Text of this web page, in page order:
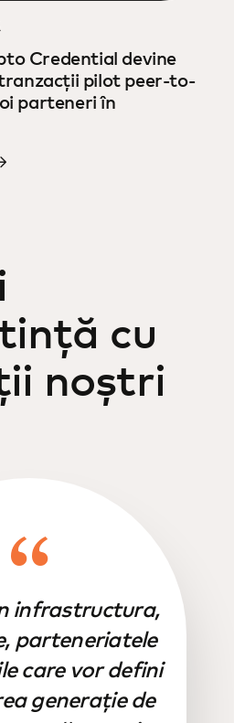
Credential devine
pilot peer-to-
parteneri în
cu
noștri
infrastructura,
parteneriatele
care vor defini
generație de